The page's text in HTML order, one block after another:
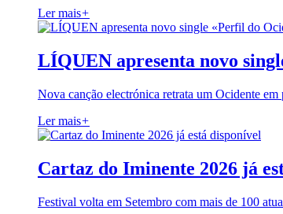
Ler mais+
LÍQUEN apresenta novo
Nova canção electrónica retrata um Ocidente em
Ler mais+
Cartaz do Iminente 2026 já
Festival volta em Setembro com mais de 100